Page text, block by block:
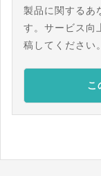
製品に関するあ
す。サービス向
稿してください。
こ